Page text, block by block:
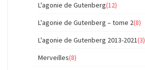
L'agonie de Gutenberg(12)
L'agonie de Gutenberg – tome 2(8)
L'agonie de Gutenberg 2013-2021(3)
Merveilles(8)